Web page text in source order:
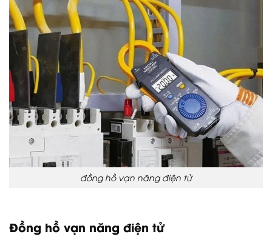
đồng hồ vạn năng điện tử
Đồng hồ vạn năng điện tử